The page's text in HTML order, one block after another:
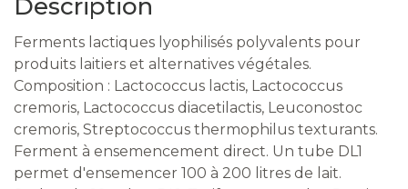
Description
Ferments lactiques lyophilisés polyvalents pour
produits laitiers et alternatives végétales.
Composition : Lactococcus lactis, Lactococcus
cremoris, Lactococcus diacetilactis, Leuconostoc
cremoris, Streptococcus thermophilus texturants.
Ferment à ensemencement direct. Un tube DL1
permet d'ensemencer 100 à 200 litres de lait.